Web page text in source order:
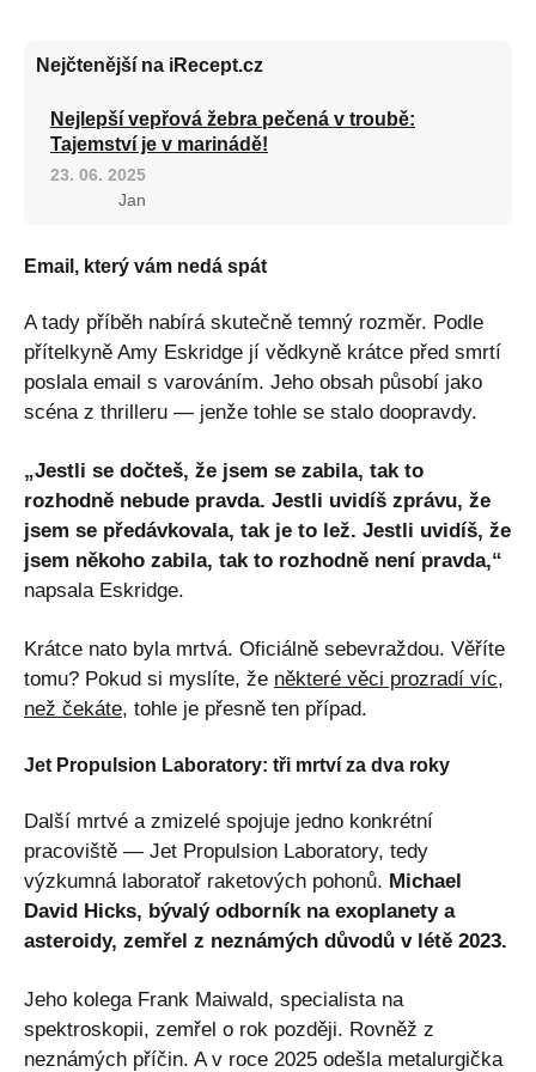
Nejčtenější na iRecept.cz
Nejlepší vepřová žebra pečená v troubě:
Tajemství je v marinádě!
23. 06. 2025
Jan
Email, který vám nedá spát
A tady příběh nabírá skutečně temný rozměr. Podle
přítelkyně Amy Eskridge jí vědkyně krátce před smrtí
poslala email s varováním. Jeho obsah působí jako
scéna z thrilleru — jenže tohle se stalo doopravdy.
„Jestli se dočteš, že jsem se zabila, tak to
rozhodně nebude pravda. Jestli uvidíš zprávu, že
jsem se předávkovala, tak je to lež. Jestli uvidíš, že
jsem někoho zabila, tak to rozhodně není pravda,“
napsala Eskridge.
Krátce nato byla mrtvá. Oficiálně sebevraždou. Věříte
tomu? Pokud si myslíte, že některé věci prozradí víc,
než čekáte, tohle je přesně ten případ.
Jet Propulsion Laboratory: tři mrtví za dva roky
Další mrtvé a zmizelé spojuje jedno konkrétní
pracoviště — Jet Propulsion Laboratory, tedy
výzkumná laboratoř raketových pohonů. Michael
David Hicks, bývalý odborník na exoplanety a
asteroidy, zemřel z neznámých důvodů v létě 2023.
Jeho kolega Frank Maiwald, specialista na
spektroskopii, zemřel o rok později. Rovněž z
neznámých příčin. A v roce 2025 odešla metalurgička